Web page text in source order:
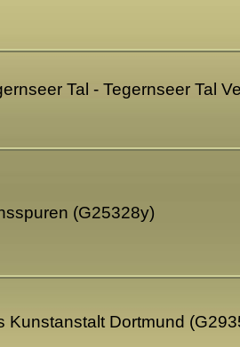
Tal - Tegernseer Tal
(G25328y)
Kunstanstalt Dortmund